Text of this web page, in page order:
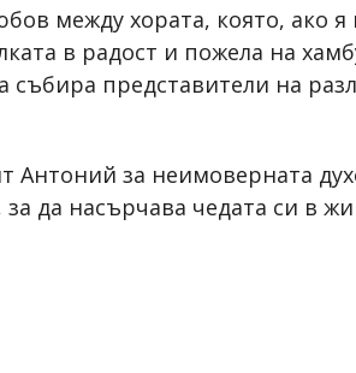
между хората, която, ако я
в радост и пожела на
представители на
Антоний за неимоверната
да насърчава чедата си в